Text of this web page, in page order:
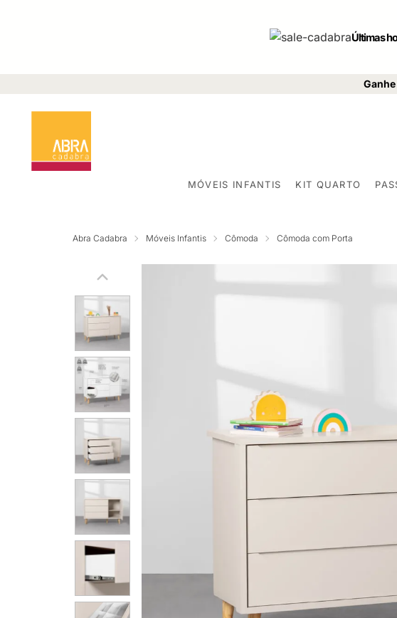
Últimas
MÓVEIS INFANTIS KIT QUARTO
Abra Cadabra Móveis Infantis Cômoda Cômoda com Porta